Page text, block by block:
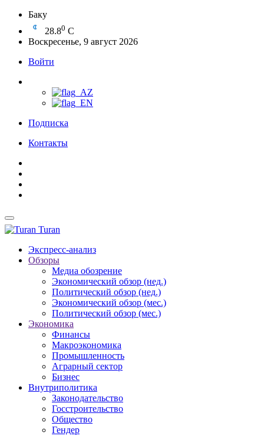
Баку
28.80 C
Воскресенье, 9 август 2026
Войти
Подписка
Контакты
Turan
Экспресс-анализ
Обзоры
Медиа обозрение
Экономический обзор (нед.)
Политический обзор (нед.)
Экономический обзор (мес.)
Политический обзор (мес.)
Экономика
Финансы
Макроэкономика
Промышленность
Аграрный сектор
Бизнес
Внутриполитика
Законодательство
Госстроительство
Общество
Гендер